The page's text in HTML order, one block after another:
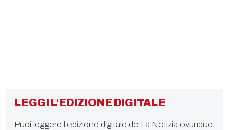
LEGGI L'EDIZIONE DIGITALE
Puoi leggere l'edizione digitale de La Notizia ovunque